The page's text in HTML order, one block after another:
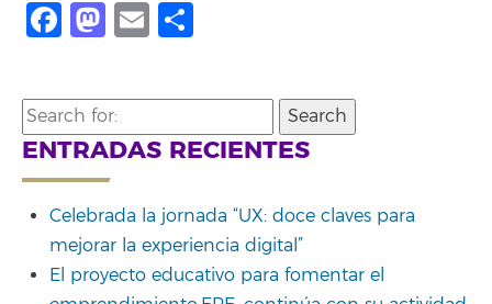
Facebook
Mastodon
Email
Search
for:
ENTRADAS RECIENTES
Celebrada la jornada “UX: doce claves para
mejorar la experiencia digital”
El proyecto educativo para fomentar el